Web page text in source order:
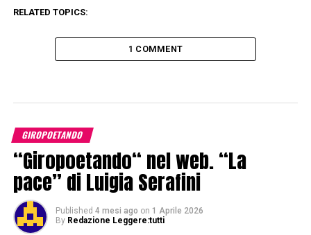
RELATED TOPICS:
1 COMMENT
GIROPOETANDO
“Giropoetando“ nel web. “La
pace” di Luigia Serafini
Published 4 mesi ago on 1 Aprile 2026
By Redazione Leggere:tutti